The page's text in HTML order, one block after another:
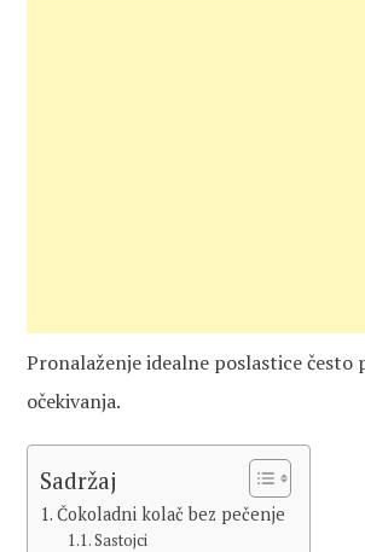
Pronalaženje idealne poslastice
očekivanja.
Sadržaj
Čokoladni kolač bez pečenje
Sastojci